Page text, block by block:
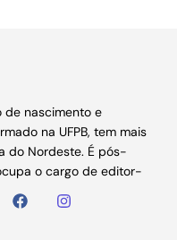
de nascimento e
na UFPB, tem mais
do Nordeste. É pós-
o cargo de editor-